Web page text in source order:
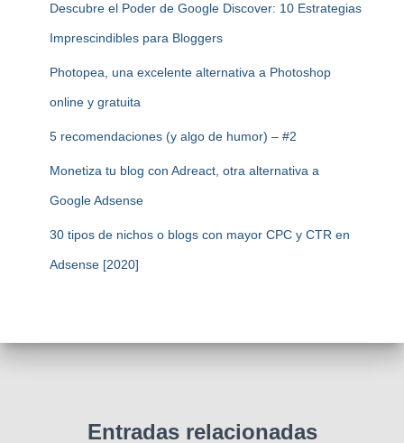
Descubre el Poder de Google Discover: 10 Estrategias
Imprescindibles para Bloggers
Photopea, una excelente alternativa a Photoshop
online y gratuita
5 recomendaciones (y algo de humor) – #2
Monetiza tu blog con Adreact, otra alternativa a
Google Adsense
30 tipos de nichos o blogs con mayor CPC y CTR en
Adsense [2020]
Entradas relacionadas